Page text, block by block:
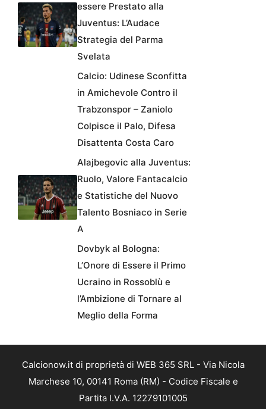
essere Prestato alla
Juventus: L’Audace
Strategia del Parma
Svelata
Calcio: Udinese Sconfitta
in Amichevole Contro il
Trabzonspor – Zaniolo
Colpisce il Palo, Difesa
Disattenta Costa Caro
Alajbegovic alla Juventus:
Ruolo, Valore Fantacalcio
e Statistiche del Nuovo
Talento Bosniaco in Serie
A
Dovbyk al Bologna:
L’Onore di Essere il Primo
Ucraino in Rossoblù e
l’Ambizione di Tornare al
Meglio della Forma
Calcionow.it di proprietà di WEB 365 SRL - Via Nicola
Marchese 10, 00141 Roma (RM) - Codice Fiscale e
Partita I.V.A. 12279101005